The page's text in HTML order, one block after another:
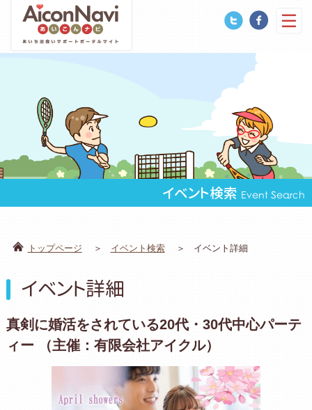
イベント検索 Event Search
トップページ イベント検索 イベント詳細
イベント詳細
真剣に婚活をされている20代・30代中心パーテ
ィー （主催：有限会社アイクル）